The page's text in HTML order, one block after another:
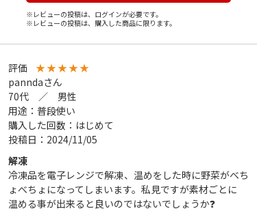
※レビューの投稿は、ログインが必要です。
※レビューの投稿は、購入した商品に限ります。
評価 ★★★★★
panndaさん
70代 ／ 男性
用途：普段使い
購入した回数：はじめて
投稿日：2024/11/05
解凍
冷凍品を電子レンジで解凍、温めをした時に野菜がべち
ょべちょになってしまいます。私見ですが素材ごとに
温める事が出来ると良いのではないでしょうか❓